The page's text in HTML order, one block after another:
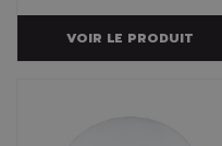
VOIR LE PRODUIT